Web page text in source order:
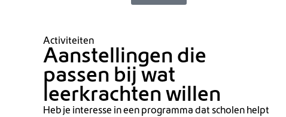
Activiteiten
Aanstellingen die
passen bij wat
leerkrachten willen
Heb je interesse in een programma dat scholen helpt